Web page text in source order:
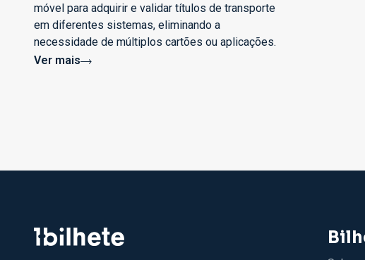
móvel para adquirir e validar títulos de transporte
em diferentes sistemas, eliminando a
necessidade de múltiplos cartões ou aplicações.
Ver mais